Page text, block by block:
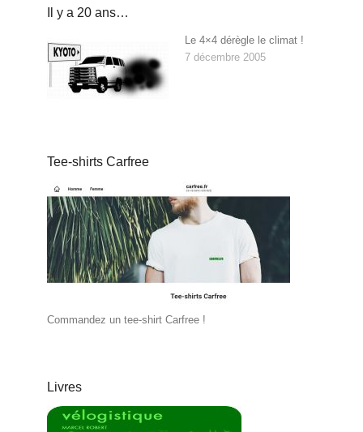
Il y a 20 ans…
Le 4×4 dérègle le climat !
7 décembre 2005
Tee-shirts Carfree
Commandez un tee-shirt Carfree !
Livres